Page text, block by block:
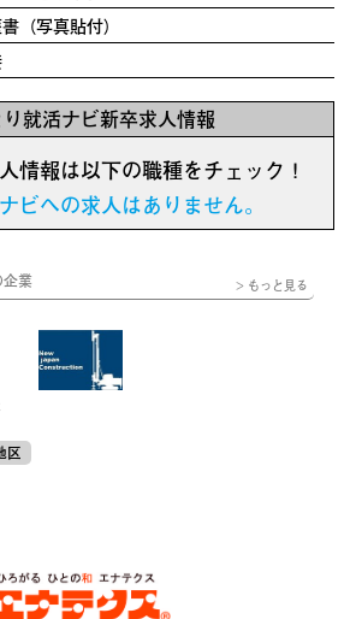
（写真貼付）
り就活ナビ新卒求人情報
情報は以下の職種をチェック！
ビへの求人はありません。
業 > もっと見る
区